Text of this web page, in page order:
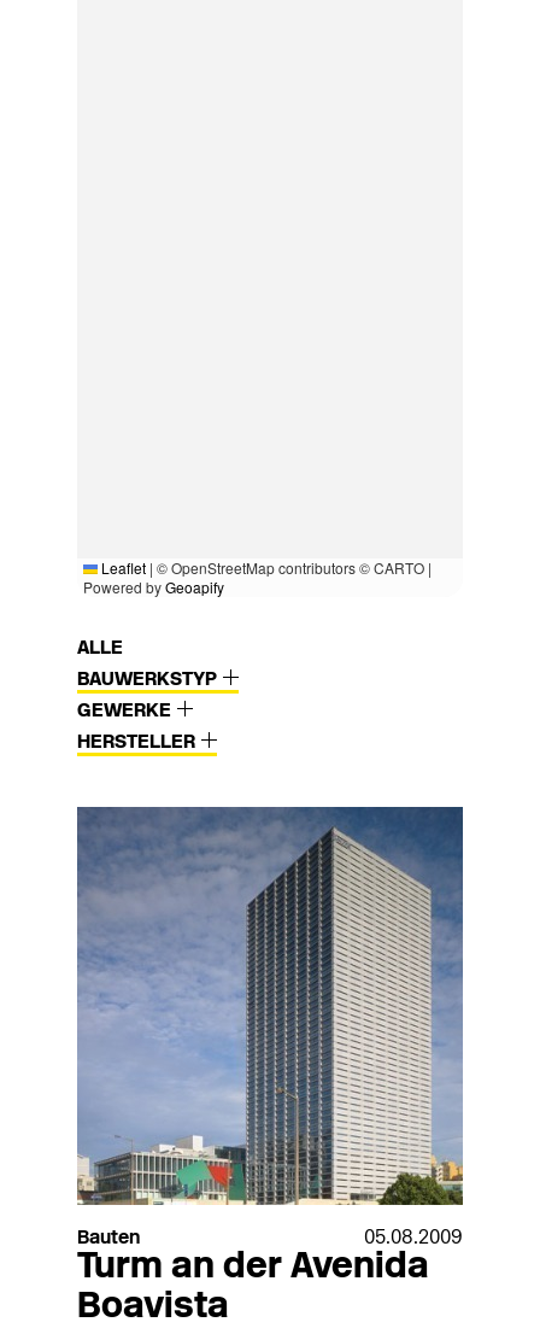
Leaflet | © OpenStreetMap contributors © CARTO |
Powered byGeoapify
ALLE
BAUWERKSTYP
GEWERKE
HERSTELLER
Bauten 05.08.2009
Turm an der Avenida
Boavista